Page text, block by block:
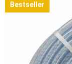
Bestseller